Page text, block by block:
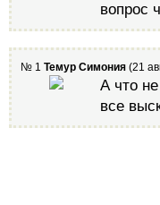
вопрос
№ 1 Темур Симония (21
А что
все